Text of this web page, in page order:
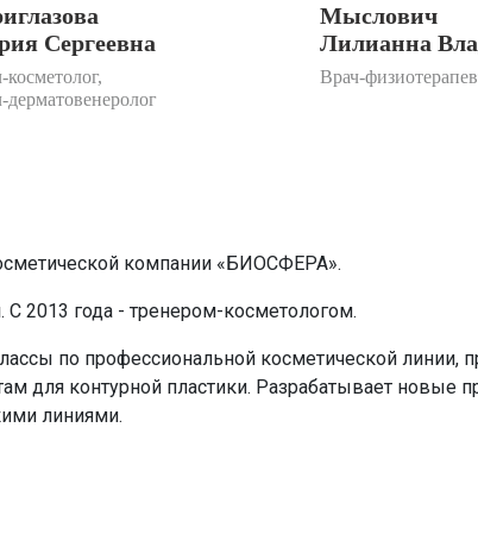
Сергеевна
косметолог,
дерматовенеролог
Мыслович
Лилианна
Врач-
компании «БИОСФЕРА».
С 2013 года - тренером-косметологом.
по профессиональной косметической линии,
для контурной пластики. Разрабатывает новые
линиями.